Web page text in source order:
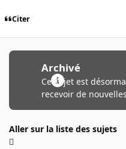
Citer
Archivé
Ce sujet est
recevoir de
Aller sur la liste des sujets